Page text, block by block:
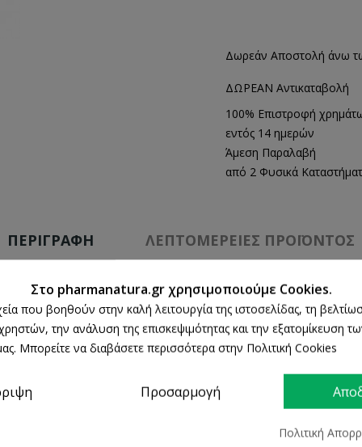
Δωρεάν Αποστολή άνω
ΔΩΡΕΑΝ Αντικαταβολή
100% Επιστροφή
εντός 14 ημερών
Άμεση Παραλαβή
από 2 Φυσικά
ΠΕΡΙΓΡΑΦΉ ΛΕΠΤΟΜΈΡΕΙΕΣ ΠΡΟΪΌΝΤΟΣ
μετρητές γλυκόζης αίματος Wellion GALILEO (Wellion
στο σπίτι, καθώς και για χρήση από επαγγελματίες του
Στο pharmanatura.gr χρησιμοποιούμε Cookies.
που βοηθούν στην καλή λειτουργία της ιστοσελίδας, τη
την ανάλυση της επισκεψιμότητας και την εξατομίκευση
Μπορείτε να διαβάσετε περισσότερα στην Πολιτική Cookies
Προσαρμογή
Πολιτική